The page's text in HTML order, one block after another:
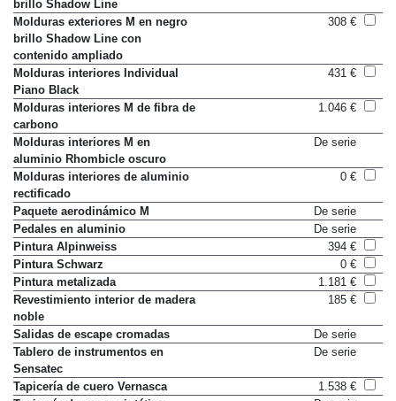
brillo Shadow Line
Molduras exteriores M en negro
brillo Shadow Line con
contenido ampliado
Molduras interiores Individual
Piano Black
Molduras interiores M de fibra de
carbono
Molduras interiores M en
aluminio Rhombicle oscuro
Molduras interiores de aluminio
rectificado
Paquete aerodinámico M
De serie
Pedales en aluminio
De serie
Pintura Alpinweiss
394 €
Pintura Schwarz
0 €
Pintura metalizada
1.181 €
Revestimiento interior de madera
noble
Salidas de escape cromadas
De serie
Tablero de instrumentos en
Sensatec